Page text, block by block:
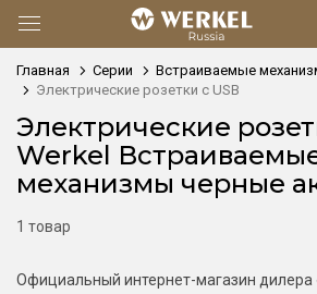
Главная Серии
Встраиваемые
Электрические розетки с USB
Электрические
Werkel
механизмы черные
1 товар
Официальный интернет-магазин дилера